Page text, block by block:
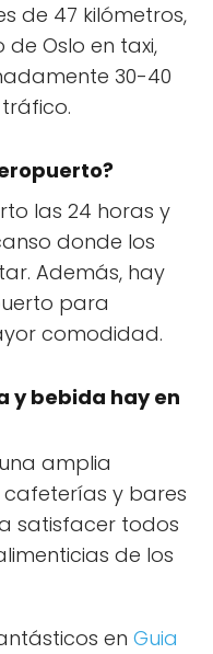
de 47 kilómetros,
Oslo en taxi,
30-40
las 24 horas y
donde los
Además, hay
para
comodidad.
y bebida hay en
amplia
y bares
satisfacer todos
de los
en Guia